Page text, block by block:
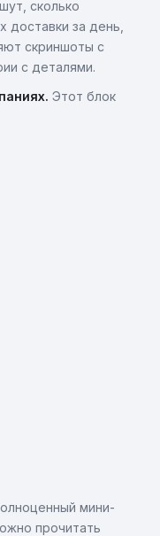
сколько
доставки за день,
скриншоты с
с деталями.
Этот блок
мини-
прочитать